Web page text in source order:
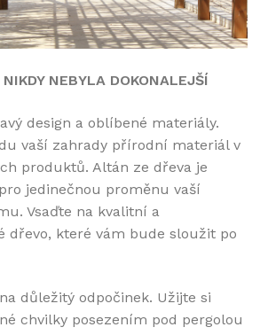
NEBYLA DOKONALEJŠÍ
design a oblíbené materiály.
vaší zahrady přírodní materiál v
produktů. Altán ze dřeva je
jedinečnou proměnu vaší
Vsaďte na kvalitní a
dřevo, které vám bude sloužit po
důležitý odpočinek. Užijte si
chvilky posezením pod pergolou